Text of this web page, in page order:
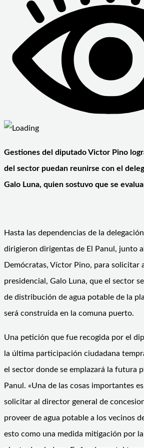
Gestiones del diputado Victor Pino
del sector puedan reunirse con el
Galo Luna, quien sostuvo que se
Hasta las dependencias de la
dirigieron dirigentas de El Panul, junto
Demócratas, Víctor Pino, para solicitar
presidencial, Galo Luna, que el sector
de distribución de agua potable de la
será construida en la comuna puerto.
Una petición que fue recogida por el
la última participación ciudadana
el sector donde se emplazará la futura
Panul. «Una de las cosas importantes
solicitar al director general de
proveer de agua potable a los vecinos
esto como una medida mitigación por